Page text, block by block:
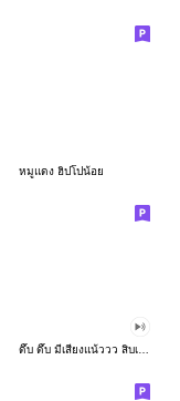
หมูแดง ฮิปโปน้อย